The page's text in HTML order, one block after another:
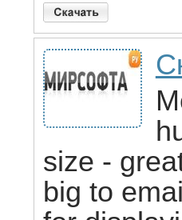
size -
big to